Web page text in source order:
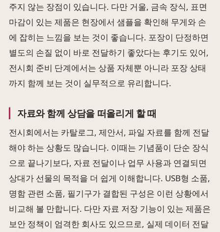
주지 않는 장점이 있습니다. 다만 거울, 금속 장식, 표면
마감이 있는 제품은 현장에서 샘플을 확인해 무게와 손
에 잡히는 느낌을 보는 것이 좋습니다. 포장이 단정하면
별도의 손질 없이 바로 전달하기 좋았다는 후기도 있어,
전시회 준비 단계에서는 상품 자체뿐 아니라 포장 상태
까지 함께 보는 것이 실무적으로 유리합니다.
자료와 함께 상담을 떠올리게 할 때
전시회에서는 카탈로그, 제안서, 파일 자료를 함께 전달
해야 하는 상황도 많습니다. 이때는 기념품이 단순 장식
으로 끝나기보다, 자료 전달이나 업무 사용과 연결되면
상대가 선물의 목적을 더 쉽게 이해합니다. USB형 소품,
명함 관련 소품, 필기구가 결합된 구성은 이런 상황에서
비교해 볼 만합니다. 다만 자료 저장 기능이 있는 제품은
보안 정책이 엄격한 회사도 있으므로, 실제 데이터 전달